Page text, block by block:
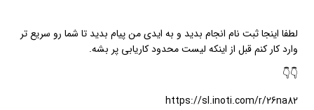
لطفا اینجا ثبت نام انجام بدید و به ایدی من پیام بدید تا شما رو سریع تر
وارد کار کنم قبل از اینکه لیست محدود کاریابی پر بشه.
👇👇
https://sl.inoti.com/r/26na82